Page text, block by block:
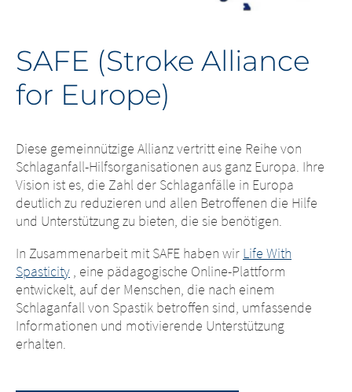
SAFE (Stroke Alliance
for Europe)
Diese gemeinnützige Allianz vertritt eine Reihe von
Schlaganfall-Hilfsorganisationen aus ganz Europa. Ihre
Vision ist es, die Zahl der Schlaganfälle in Europa
deutlich zu reduzieren und allen Betroffenen die Hilfe
und Unterstützung zu bieten, die sie benötigen.
In Zusammenarbeit mit SAFE haben wir Life With
Spasticity , eine pädagogische Online-Plattform
entwickelt, auf der Menschen, die nach einem
Schlaganfall von Spastik betroffen sind, umfassende
Informationen und motivierende Unterstützung
erhalten.